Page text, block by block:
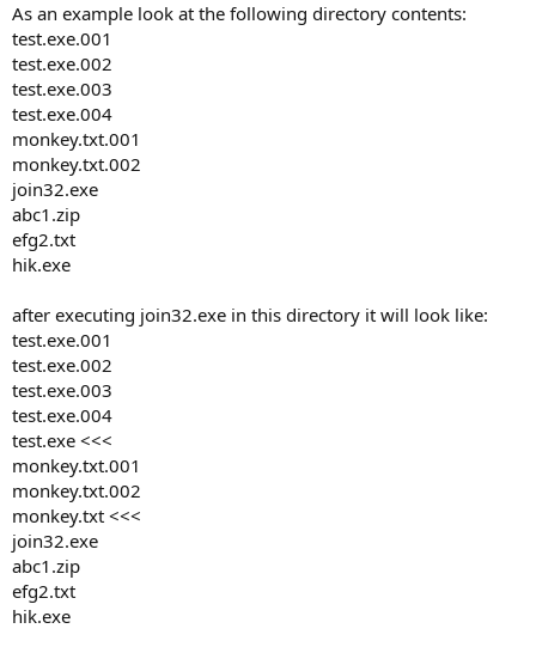
и
As an example look at the following directory contents:
test.exe.001
test.exe.002
test.exe.003
test.exe.004
monkey.txt.001
monkey.txt.002
join32.exe
abc1.zip
efg2.txt
hik.exe
after executing join32.exe in this directory it will look like:
test.exe.001
test.exe.002
test.exe.003
test.exe.004
test.exe <<<
monkey.txt.001
monkey.txt.002
monkey.txt <<<
join32.exe
abc1.zip
efg2.txt
hik.exe